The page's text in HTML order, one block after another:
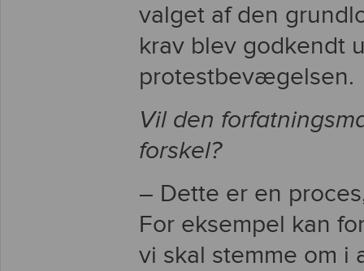
valget af den
krav blev godkendt
protestbevægelsen.
Vil den
forskel?
– Dette er en
For eksempel kan
vi skal stemme om